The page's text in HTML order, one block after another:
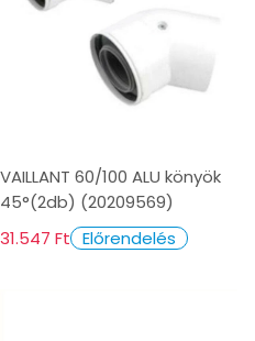
VAILLANT 60/100 ALU könyök
45°(2db) (20209569)
31.547 Ft Előrendelés